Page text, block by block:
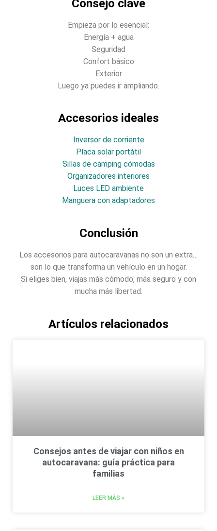
Consejo clave
Empieza por lo esencial:
Energía + agua
Seguridad
Confort básico
Exterior
Luego ya puedes ir ampliando.
Accesorios ideales
Inversor de corriente
Placa solar portátil
Sillas de camping cómodas
Organizadores interiores
Luces LED ambiente
Manguera con adaptadores
Conclusión
Los accesorios para autocaravanas no son un extra…
son lo que transforma un vehículo en un hogar.
Si eliges bien, viajas más cómodo, más seguro y con
mucha más libertad.
Artículos relacionados
Consejos antes de viajar con niños en
autocaravana: guía práctica para
familias
LEER MÁS »